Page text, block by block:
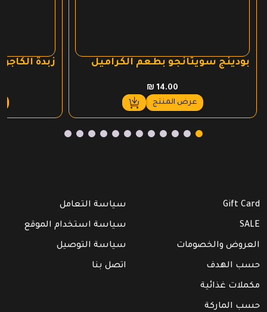
بودينج سويتانجو بطعم الكراميل
₪ 14.00
عرض المنتج
زبدة الكاجو
Gift Card
SALE
العروض والخصومات
حسب الهدف
مكملات غذائية
حسب الماركة
سياسة التعامل
سياسة استخدام الموقع
سياسة التوصيل
اتصل بنا